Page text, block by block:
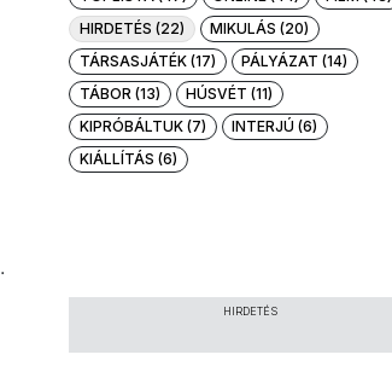
HIRDETÉS (22)
MIKULÁS (20)
TÁRSASJÁTÉK (17)
PÁLYÁZAT (14)
TÁBOR (13)
HÚSVÉT (11)
KIPRÓBÁLTUK (7)
INTERJÚ (6)
KIÁLLÍTÁS (6)
HIRDETÉS